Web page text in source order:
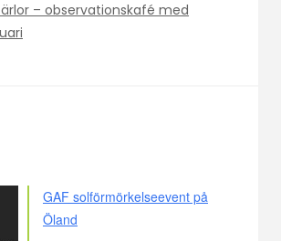
– observationskafé med
GAF solförmörkelseevent på
Öland